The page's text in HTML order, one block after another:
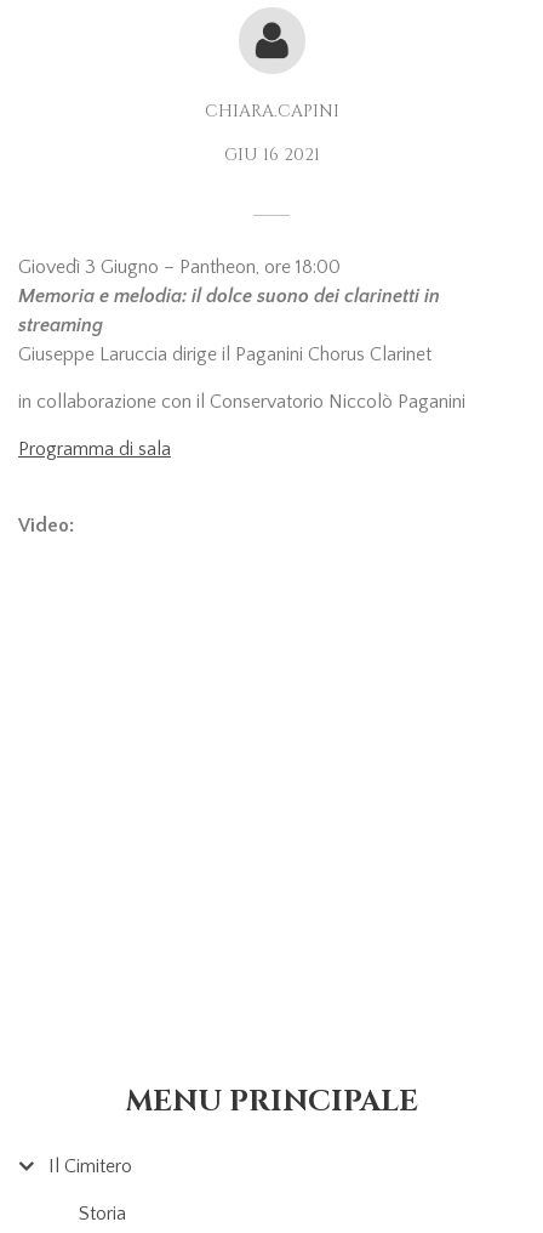
CHIARA.CAPINI
GIU 16 2021
Giovedì 3 Giugno – Pantheon, ore 18:00
Memoria e melodia: il dolce suono dei clarinetti in
streaming
Giuseppe Laruccia dirige il Paganini Chorus Clarinet
in collaborazione con il Conservatorio Niccolò Paganini
Programma di sala
Video:
MENU PRINCIPALE
Il Cimitero
Storia